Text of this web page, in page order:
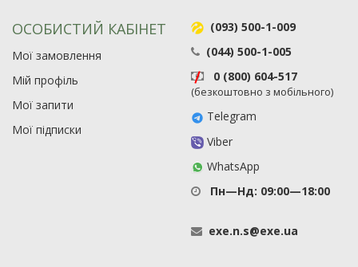
ОСОБИСТИЙ КАБІНЕТ
Мої замовлення
Мій профіль
Мої запити
Мої підписки
(093) 500-1-009
(044) 500-1-005
0 (800) 604-517
(безкоштовно з мобільного)
Telegram
Viber
WhatsApp
Пн—Нд: 09:00—18:00
exe.n.s@exe.ua